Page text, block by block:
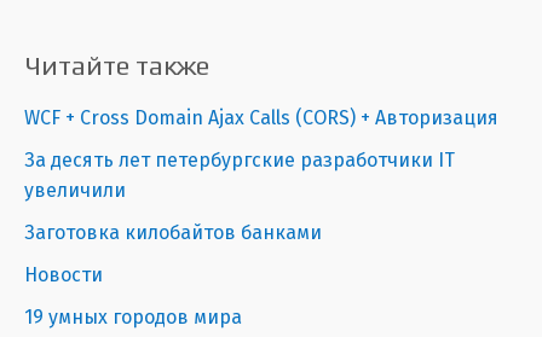
Читайте также
WCF + Cross Domain Ajax Calls (CORS) + Авторизация
За десять лет петербургские разработчики IT
увеличили
Заготовка килобайтов банками
Новости
19 умных городов мира